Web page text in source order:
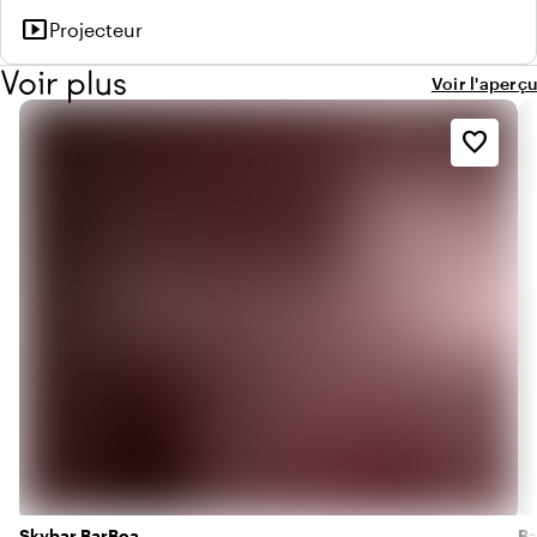
smart_displayProjecteur
Voir plus Voir l'aperçu
favorite_border